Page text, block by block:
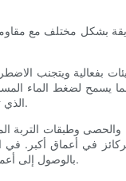
بشكل مختلف مع
بفعالية ويتجنب
يسمح لضغط الماء
الذي توفره آلات الدق الثابتة، مما يمنع حدوث انهيارات القص أو حركة التربة الجانبية حول الركائز.
والحصى وطبقات
في أعماق أكبر.
بالوصول إلى أعماق تصميمية قد لا يُمكن بلوغها أحيانًا بالقوة الساكنة وحدها، وذلك خلال فترات زمنية معقولة.